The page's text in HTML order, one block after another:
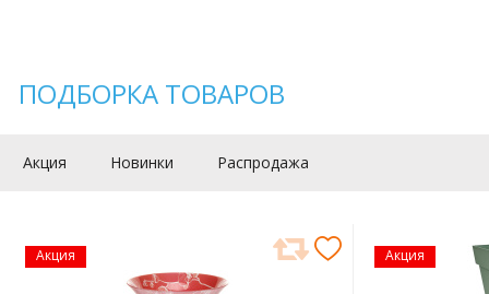
ПОДБОРКА ТОВАРОВ
Акция Новинки Распродажа
Акция Акция